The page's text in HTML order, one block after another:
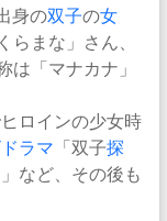
身の双子の女
らまな」さん、
は「マナカナ」
ロインの少女時
ラマ 「双子探
など、その後も